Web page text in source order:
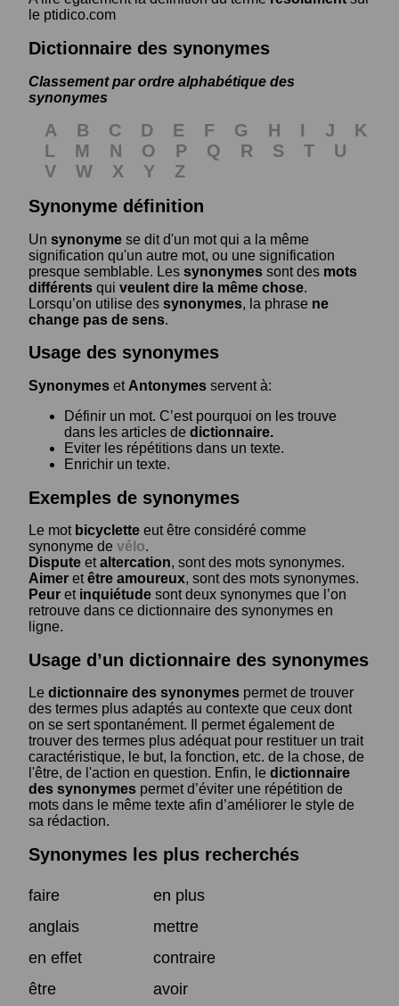
le ptidico.com
Dictionnaire des synonymes
Classement par ordre alphabétique des
synonymes
A B C D E F G H I J
K
L
M N O P Q R S T
U
V
W X Y
Z
Synonyme définition
Un synonyme se dit d'un mot qui a la même
signification qu'un autre mot, ou une signification
presque semblable. Les synonymes sont des mots
différents qui veulent dire la même chose.
Lorsqu’on utilise des synonymes, la phrase ne
change pas de sens.
Usage des synonymes
Synonymes et Antonymes servent à:
Définir un mot. C’est pourquoi on les trouve
dans les articles de dictionnaire.
Eviter les répétitions dans un texte.
Enrichir un texte.
Exemples de synonymes
Le mot bicyclette eut être considéré comme
synonyme de vélo.
Dispute etaltercation, sont des mots synonymes.
Aimer etêtre amoureux, sont des mots synonymes.
Peur et inquiétude sont deux synonymes que l’on
retrouve dans ce dictionnaire des synonymes en
ligne.
Usage d’un dictionnaire des synonymes
Le dictionnaire des synonymes permet de trouver
des termes plus adaptés au contexte que ceux dont
on se sert spontanément. Il permet également de
trouver des termes plus adéquat pour restituer un trait
caractéristique, le but, la fonction, etc. de la chose, de
l'être, de l'action en question. Enfin, le dictionnaire
des synonymes permet d’éviter une répétition de
mots dans le même texte afin d’améliorer le style de
sa rédaction.
Synonymes les plus recherchés
faire
en plus
anglais
mettre
en effet
contraire
être
avoir